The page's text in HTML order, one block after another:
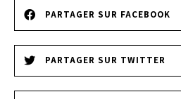
PARTAGER SUR FACEBOOK
PARTAGER SUR TWITTER